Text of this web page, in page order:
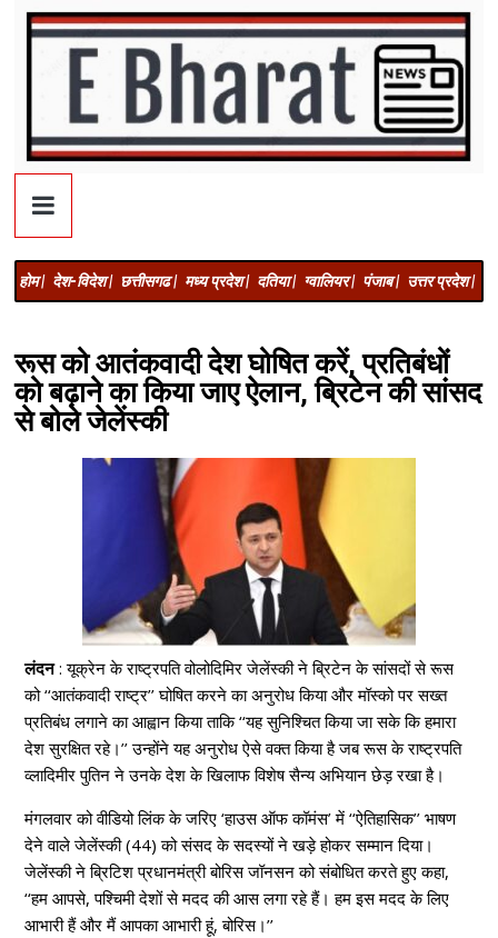
होम | देश-विदेश | छत्तीसगढ | मध्य प्रदेश | दतिया | ग्वालियर | पंजाब | उत्तर प्रदेश |
रूस को आतंकवादी देश घोषित करें, प्रतिबंधों
को बढ़ाने का किया जाए ऐलान, ब्रिटेन की सांसद
से बोले जेलेंस्की
लंदन: यूक्रेन के राष्ट्रपति वोलोदिमिर जेलेंस्की ने ब्रिटेन के सांसदों से रूस
को ‘‘आतंकवादी राष्ट्र’’ घोषित करने का अनुरोध किया और मॉस्को पर सख्त
प्रतिबंध लगाने का आह्वान किया ताकि ‘‘यह सुनिश्चित किया जा सके कि हमारा
देश सुरक्षित रहे।’’ उन्होंने यह अनुरोध ऐसे वक्त किया है जब रूस के राष्ट्रपति
व्लादिमीर पुतिन ने उनके देश के खिलाफ विशेष सैन्य अभियान छेड़ रखा है।
मंगलवार को वीडियो लिंक के जरिए ‘हाउस ऑफ कॉमंस’ में ‘‘ऐतिहासिक’’ भाषण
देने वाले जेलेंस्की (44) को संसद के सदस्यों ने खड़े होकर सम्मान दिया।
जेलेंस्की ने ब्रिटिश प्रधानमंत्री बोरिस जॉनसन को संबोधित करते हुए कहा,
‘‘हम आपसे, पश्चिमी देशों से मदद की आस लगा रहे हैं। हम इस मदद के लिए
आभारी हैं और मैं आपका आभारी हूं, बोरिस।’’